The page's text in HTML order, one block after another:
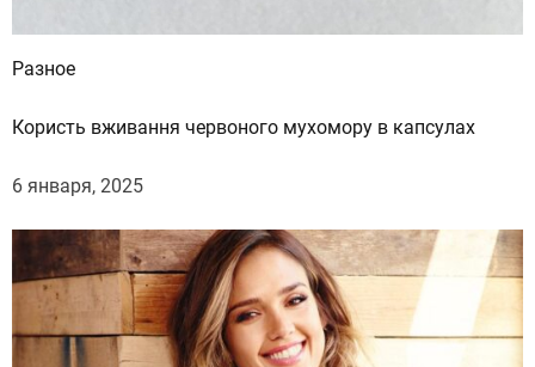
Разное
Користь вживання червоного мухомору в капсулах
6 января, 2025